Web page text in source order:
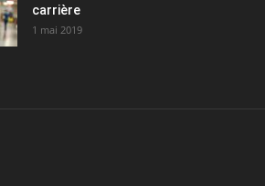
carrière
1 mai 2019